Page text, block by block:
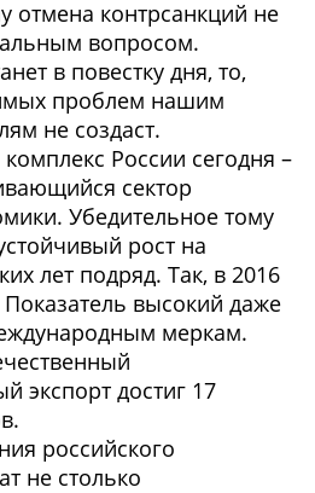
отмена контрсанкций не
вопросом.
в повестку дня, то,
проблем нашим
не создаст.
России сегодня –
сектор
Убедительное тому
рост на
лет подряд. Так, в 2016
Показатель высокий даже
меркам.
экспорт достиг 17
российского
не столько